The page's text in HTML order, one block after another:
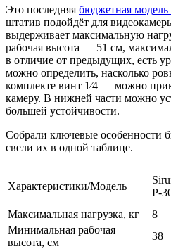
Это последняя бюджетная модель
штатив подойдёт для
выдерживает максимальную
рабочая высота — 51 см,
в отличие от предыдущих, есть
можно определить, насколько
комплекте винт 1⁄4 — можно
камеру. В нижней части можно
большей устойчивости.
Собрали ключевые особенности
свели их в одной таблице.
Характеристики/Модель
P-
Максимальная нагрузка, кг 8
Минимальная рабочая
высота, см
38